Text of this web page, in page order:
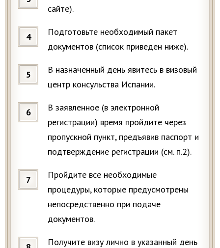
сайте).
Подготовьте необходимый пакет
документов (список приведен ниже).
В назначенный день явитесь в визовый
центр консульства Испании.
В заявленное (в электронной
регистрации) время пройдите через
пропускной пункт, предъявив паспорт и
подтверждение регистрации (см. п.2).
Пройдите все необходимые
процедуры, которые предусмотрены
непосредственно при подаче
документов.
Получите визу лично в указанный день